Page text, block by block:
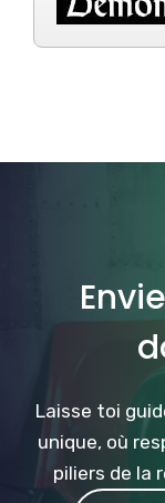
Laisse toi
unique, où
piliers de la